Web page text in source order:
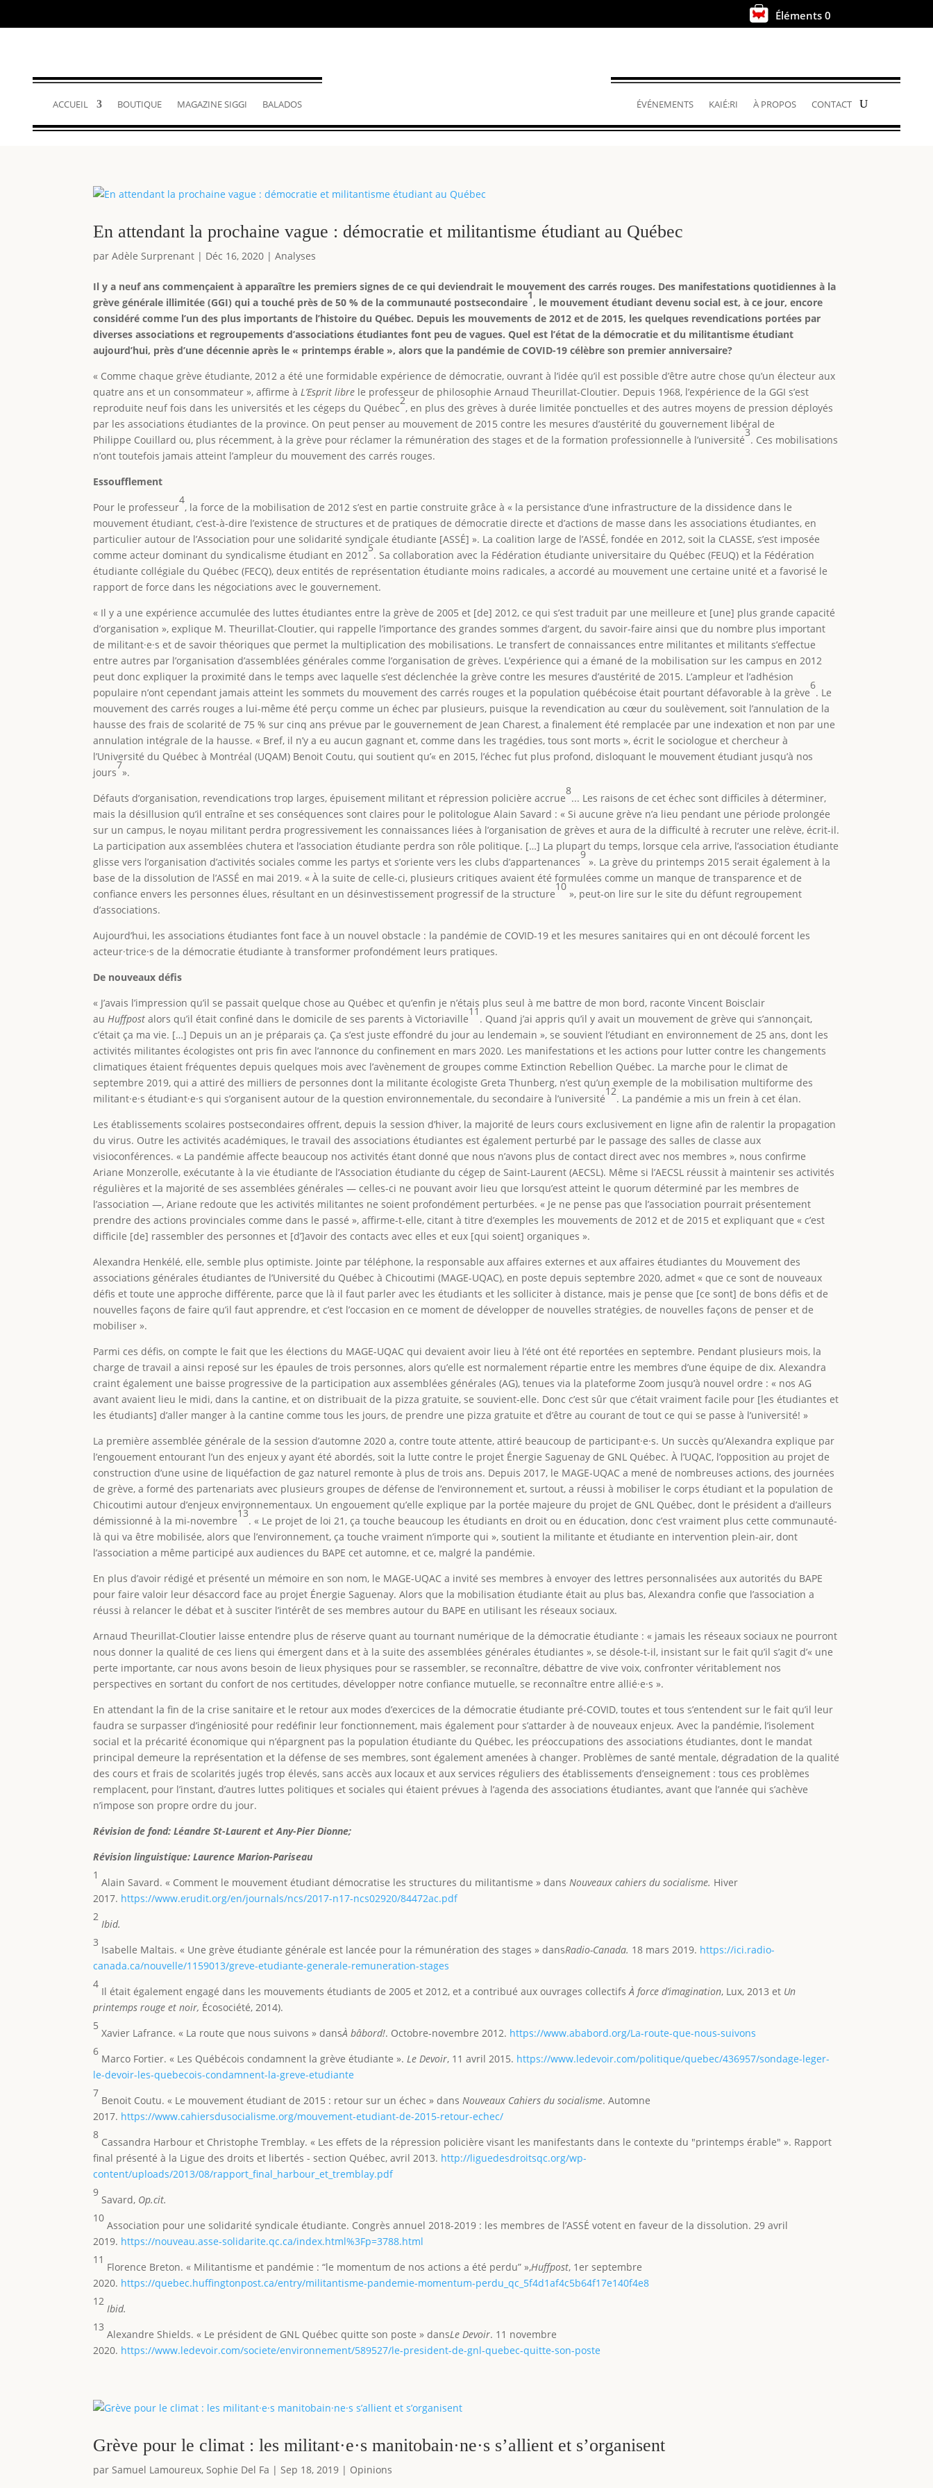
. Éléments 0
ACCUEIL BOUTIQUE MAGAZINE SIGGI BALADOS ÉVÉNEMENTS KAIÉ:RI À PROPOS CONTACT
En attendant la prochaine vague : démocratie et militantisme étudiant au Québec
parAdèle Surprenant | Déc 16, 2020 |Analyses
Il y a neuf ans commençaient à apparaître les premiers signes de ce qui deviendrait le mouvement des carrés rouges. Des manifestations quotidiennes à la
grève générale illimitée (GGI) qui a touché près de 50 % de la communauté postsecondaire
1
, le mouvement étudiant devenu social est, à ce jour, encore
considéré comme l’un des plus importants de l’histoire du Québec. Depuis les mouvements de 2012 et de 2015, les quelques revendications portées par
diverses associations et regroupements d’associations étudiantes font peu de vagues. Quel est l’état de la démocratie et du militantisme étudiant
aujourd’hui, près d’une décennie après le « printemps érable », alors que la pandémie de COVID-19 célèbre son premier anniversaire?
« Comme chaque grève étudiante, 2012 a été une formidable expérience de démocratie, ouvrant à l’idée qu’il est possible d’être autre chose qu’un électeur aux
quatre ans et un consommateur », affirme àL’Esprit libre le professeur de philosophie Arnaud Theurillat-Cloutier. Depuis 1968, l’expérience de la GGI s’est
reproduite neuf fois dans les universités et les cégeps du Québec
2
, en plus des grèves à durée limitée ponctuelles et des autres moyens de pression déployés
par les associations étudiantes de la province. On peut penser au mouvement de 2015 contre les mesures d’austérité du gouvernement libéral de
Philippe Couillard ou, plus récemment, à la grève pour réclamer la rémunération des stages et de la formation professionnelle à l’université
3
. Ces mobilisations
n’ont toutefois jamais atteint l’ampleur du mouvement des carrés rouges.
Essoufflement
Pour le professeur
4
, la force de la mobilisation de 2012 s’est en partie construite grâce à « la persistance d’une infrastructure de la dissidence dans le
mouvement étudiant, c’est-à-dire l’existence de structures et de pratiques de démocratie directe et d’actions de masse dans les associations étudiantes, en
particulier autour de l’Association pour une solidarité syndicale étudiante [ASSÉ] ». La coalition large de l’ASSÉ, fondée en 2012, soit la CLASSE, s’est imposée
comme acteur dominant du syndicalisme étudiant en 2012
5
. Sa collaboration avec la Fédération étudiante universitaire du Québec (FEUQ) et la Fédération
étudiante collégiale du Québec (FECQ), deux entités de représentation étudiante moins radicales, a accordé au mouvement une certaine unité et a favorisé le
rapport de force dans les négociations avec le gouvernement.
« Il y a une expérience accumulée des luttes étudiantes entre la grève de 2005 et [de] 2012, ce qui s’est traduit par une meilleure et [une] plus grande capacité
d’organisation », explique M. Theurillat-Cloutier, qui rappelle l’importance des grandes sommes d’argent, du savoir-faire ainsi que du nombre plus important
de militant·e·s et de savoir théoriques que permet la multiplication des mobilisations. Le transfert de connaissances entre militantes et militants s’effectue
entre autres par l’organisation d’assemblées générales comme l’organisation de grèves. L’expérience qui a émané de la mobilisation sur les campus en 2012
peut donc expliquer la proximité dans le temps avec laquelle s’est déclenchée la grève contre les mesures d’austérité de 2015. L’ampleur et l’adhésion
populaire n’ont cependant jamais atteint les sommets du mouvement des carrés rouges et la population québécoise était pourtant défavorable à la grève
6
. Le
mouvement des carrés rouges a lui-même été perçu comme un échec par plusieurs, puisque la revendication au cœur du soulèvement, soit l’annulation de la
hausse des frais de scolarité de 75 % sur cinq ans prévue par le gouvernement de Jean Charest, a finalement été remplacée par une indexation et non par une
annulation intégrale de la hausse. « Bref, il n’y a eu aucun gagnant et, comme dans les tragédies, tous sont morts », écrit le sociologue et chercheur à
l’Université du Québec à Montréal (UQAM) Benoit Coutu, qui soutient qu’« en 2015, l’échec fut plus profond, disloquant le mouvement étudiant jusqu’à nos
jours
7
».
Défauts d’organisation, revendications trop larges, épuisement militant et répression policière accrue
8
... Les raisons de cet échec sont difficiles à déterminer,
mais la désillusion qu’il entraîne et ses conséquences sont claires pour le politologue Alain Savard : « Si aucune grève n’a lieu pendant une période prolongée
sur un campus, le noyau militant perdra progressivement les connaissances liées à l’organisation de grèves et aura de la difficulté à recruter une relève, écrit-il.
La participation aux assemblées chutera et l’association étudiante perdra son rôle politique. […] La plupart du temps, lorsque cela arrive, l’association étudiante
glisse vers l’organisation d’activités sociales comme les partys et s’oriente vers les clubs d’appartenances
9
». La grève du printemps 2015 serait également à la
base de la dissolution de l’ASSÉ en mai 2019. « À la suite de celle-ci, plusieurs critiques avaient été formulées comme un manque de transparence et de
confiance envers les personnes élues, résultant en un désinvestissement progressif de la structure
10
», peut-on lire sur le site du défunt regroupement
d’associations.
Aujourd’hui, les associations étudiantes font face à un nouvel obstacle : la pandémie de COVID-19 et les mesures sanitaires qui en ont découlé forcent les
acteur·trice·s de la démocratie étudiante à transformer profondément leurs pratiques.
De nouveaux défis
« J’avais l’impression qu’il se passait quelque chose au Québec et qu’enfin je n’étais plus seul à me battre de mon bord, raconte Vincent Boisclair
auHuffpostalors qu’il était confiné dans le domicile de ses parents à Victoriaville
11
. Quand j’ai appris qu’il y avait un mouvement de grève qui s’annonçait,
c’était ça ma vie. […] Depuis un an je préparais ça. Ça s’est juste effondré du jour au lendemain », se souvient l’étudiant en environnement de 25 ans, dont les
activités militantes écologistes ont pris fin avec l’annonce du confinement en mars 2020. Les manifestations et les actions pour lutter contre les changements
climatiques étaient fréquentes depuis quelques mois avec l’avènement de groupes comme Extinction Rebellion Québec. La marche pour le climat de
septembre 2019, qui a attiré des milliers de personnes dont la militante écologiste Greta Thunberg, n’est qu’un exemple de la mobilisation multiforme des
militant·e·s étudiant·e·s qui s’organisent autour de la question environnementale, du secondaire à l’université
12
. La pandémie a mis un frein à cet élan.
Les établissements scolaires postsecondaires offrent, depuis la session d’hiver, la majorité de leurs cours exclusivement en ligne afin de ralentir la propagation
du virus. Outre les activités académiques, le travail des associations étudiantes est également perturbé par le passage des salles de classe aux
visioconférences. « La pandémie affecte beaucoup nos activités étant donné que nous n’avons plus de contact direct avec nos membres », nous confirme
Ariane Monzerolle, exécutante à la vie étudiante de l’Association étudiante du cégep de Saint-Laurent (AECSL). Même si l’AECSL réussit à maintenir ses activités
régulières et la majorité de ses assemblées générales — celles-ci ne pouvant avoir lieu que lorsqu’est atteint le quorum déterminé par les membres de
l’association —, Ariane redoute que les activités militantes ne soient profondément perturbées. « Je ne pense pas que l’association pourrait présentement
prendre des actions provinciales comme dans le passé », affirme-t-elle, citant à titre d’exemples les mouvements de 2012 et de 2015 et expliquant que « c’est
difficile [de] rassembler des personnes et [d’]avoir des contacts avec elles et eux [qui soient] organiques ».
Alexandra Henkélé, elle, semble plus optimiste. Jointe par téléphone, la responsable aux affaires externes et aux affaires étudiantes du Mouvement des
associations générales étudiantes de l’Université du Québec à Chicoutimi (MAGE-UQAC), en poste depuis septembre 2020, admet « que ce sont de nouveaux
défis et toute une approche différente, parce que là il faut parler avec les étudiants et les solliciter à distance, mais je pense que [ce sont] de bons défis et de
nouvelles façons de faire qu’il faut apprendre, et c’est l’occasion en ce moment de développer de nouvelles stratégies, de nouvelles façons de penser et de
mobiliser ».
Parmi ces défis, on compte le fait que les élections du MAGE-UQAC qui devaient avoir lieu à l’été ont été reportées en septembre. Pendant plusieurs mois, la
charge de travail a ainsi reposé sur les épaules de trois personnes, alors qu’elle est normalement répartie entre les membres d’une équipe de dix. Alexandra
craint également une baisse progressive de la participation aux assemblées générales (AG), tenues via la plateforme Zoom jusqu’à nouvel ordre : « nos AG
avant avaient lieu le midi, dans la cantine, et on distribuait de la pizza gratuite, se souvient-elle. Donc c’est sûr que c’était vraiment facile pour [les étudiantes et
les étudiants] d’aller manger à la cantine comme tous les jours, de prendre une pizza gratuite et d’être au courant de tout ce qui se passe à l’université! »
La première assemblée générale de la session d’automne 2020 a, contre toute attente, attiré beaucoup de participant·e·s. Un succès qu’Alexandra explique par
l’engouement entourant l’un des enjeux y ayant été abordés, soit la lutte contre le projet Énergie Saguenay de GNL Québec. À l’UQAC, l’opposition au projet de
construction d’une usine de liquéfaction de gaz naturel remonte à plus de trois ans. Depuis 2017, le MAGE-UQAC a mené de nombreuses actions, des journées
de grève, a formé des partenariats avec plusieurs groupes de défense de l’environnement et, surtout, a réussi à mobiliser le corps étudiant et la population de
Chicoutimi autour d’enjeux environnementaux. Un engouement qu’elle explique par la portée majeure du projet de GNL Québec, dont le président a d’ailleurs
démissionné à la mi-novembre
13
. « Le projet de loi 21, ça touche beaucoup les étudiants en droit ou en éducation, donc c’est vraiment plus cette communauté-
là qui va être mobilisée, alors que l’environnement, ça touche vraiment n’importe qui », soutient la militante et étudiante en intervention plein-air, dont
l’association a même participé aux audiences du BAPE cet automne, et ce, malgré la pandémie.
En plus d’avoir rédigé et présenté un mémoire en son nom, le MAGE-UQAC a invité ses membres à envoyer des lettres personnalisées aux autorités du BAPE
pour faire valoir leur désaccord face au projet Énergie Saguenay. Alors que la mobilisation étudiante était au plus bas, Alexandra confie que l’association a
réussi à relancer le débat et à susciter l’intérêt de ses membres autour du BAPE en utilisant les réseaux sociaux.
Arnaud Theurillat-Cloutier laisse entendre plus de réserve quant au tournant numérique de la démocratie étudiante : « jamais les réseaux sociaux ne pourront
nous donner la qualité de ces liens qui émergent dans et à la suite des assemblées générales étudiantes », se désole-t-il, insistant sur le fait qu’il s’agit d’« une
perte importante, car nous avons besoin de lieux physiques pour se rassembler, se reconnaître, débattre de vive voix, confronter véritablement nos
perspectives en sortant du confort de nos certitudes, développer notre confiance mutuelle, se reconnaître entre allié·e·s ».
En attendant la fin de la crise sanitaire et le retour aux modes d’exercices de la démocratie étudiante pré-COVID, toutes et tous s’entendent sur le fait qu’il leur
faudra se surpasser d’ingéniosité pour redéfinir leur fonctionnement, mais également pour s’attarder à de nouveaux enjeux. Avec la pandémie, l’isolement
social et la précarité économique qui n’épargnent pas la population étudiante du Québec, les préoccupations des associations étudiantes, dont le mandat
principal demeure la représentation et la défense de ses membres, sont également amenées à changer. Problèmes de santé mentale, dégradation de la qualité
des cours et frais de scolarités jugés trop élevés, sans accès aux locaux et aux services réguliers des établissements d’enseignement : tous ces problèmes
remplacent, pour l’instant, d’autres luttes politiques et sociales qui étaient prévues à l’agenda des associations étudiantes, avant que l’année qui s’achève
n’impose son propre ordre du jour.
Révision de fond: Léandre St-Laurent et Any-Pier Dionne;
Révision linguistique: Laurence Marion-Pariseau
1
Alain Savard. « Comment le mouvement étudiant démocratise les structures du militantisme » dansNouveaux cahiers du socialisme. Hiver
2017. https://www.erudit.org/en/journals/ncs/2017-n17-ncs02920/84472ac.pdf
2
Ibid.
3
Isabelle Maltais. « Une grève étudiante générale est lancée pour la rémunération des stages » dansRadio-Canada. 18 mars 2019. https://ici.radio-
canada.ca/nouvelle/1159013/greve-etudiante-generale-remuneration-stages
4
Il était également engagé dans les mouvements étudiants de 2005 et 2012, et a contribué aux ouvrages collectifsÀ force d’imagination, Lux, 2013 et Un
printemps rouge et noir, Écosociété, 2014).
5
Xavier Lafrance. « La route que nous suivons » dansÀ bâbord!. Octobre-novembre 2012. https://www.ababord.org/La-route-que-nous-suivons
6
Marco Fortier. « Les Québécois condamnent la grève étudiante ».Le Devoir, 11 avril 2015. https://www.ledevoir.com/politique/quebec/436957/sondage-leger-
le-devoir-les-quebecois-condamnent-la-greve-etudiante
7
Benoit Coutu. « Le mouvement étudiant de 2015 : retour sur un échec » dansNouveaux Cahiers du socialisme. Automne
2017. https://www.cahiersdusocialisme.org/mouvement-etudiant-de-2015-retour-echec/
8
Cassandra Harbour et Christophe Tremblay. « Les effets de la répression policière visant les manifestants dans le contexte du "printemps érable" ». Rapport
final présenté à la Ligue des droits et libertés - section Québec, avril 2013. http://liguedesdroitsqc.org/wp-
content/uploads/2013/08/rapport_final_harbour_et_tremblay.pdf
9
Savard, Op.cit.
10
Association pour une solidarité syndicale étudiante. Congrès annuel 2018-2019 : les membres de l’ASSÉ votent en faveur de la dissolution. 29 avril
2019. https://nouveau.asse-solidarite.qc.ca/index.html%3Fp=3788.html
11
Florence Breton. « Militantisme et pandémie : “le momentum de nos actions a été perdu” »,Huffpost, 1er septembre
2020. https://quebec.huffingtonpost.ca/entry/militantisme-pandemie-momentum-perdu_qc_5f4d1af4c5b64f17e140f4e8
12
Ibid.
13
Alexandre Shields. « Le président de GNL Québec quitte son poste » dansLe Devoir. 11 novembre
2020. https://www.ledevoir.com/societe/environnement/589527/le-president-de-gnl-quebec-quitte-son-poste
Grève pour le climat : les militant·e·s manitobain·ne·s s’allient et s’organisent
parSamuel Lamoureux,Sophie Del Fa |Sep 18, 2019 | Opinions